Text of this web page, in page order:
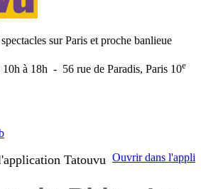
sur Paris et proche banlieue
à 18h - 56 rue de Paradis, Paris 10e
Ouvrir dans l'appli
Tatouvu